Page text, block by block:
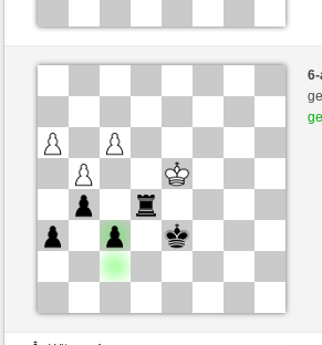
Wit
Anonymous
Speelduur: 5 minutes/side + 8 seconds/move